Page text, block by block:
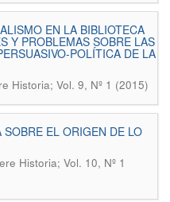
EN LA BIBLIOTECA
Y PROBLEMAS SOBRE LAS
POLÍTICA DE LA
Historia; Vol. 9, Nº 1 (2015)
EL ORIGEN DE LO
Historia; Vol. 10, Nº 1